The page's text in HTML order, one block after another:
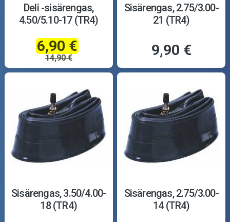
Deli -sisärengas,
4.50/5.10-17 (TR4)
6,90 €
14,90 €
Sisärengas, 2.75/3.00-
21 (TR4)
9,90 €
Sisärengas, 3.50/4.00-
18 (TR4)
Sisärengas, 2.75/3.00-
14 (TR4)